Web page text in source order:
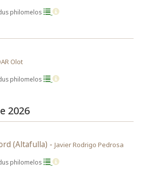
philomelos
Olot
philomelos
2026
(Altafulla) - Javier Rodrigo Pedrosa
philomelos